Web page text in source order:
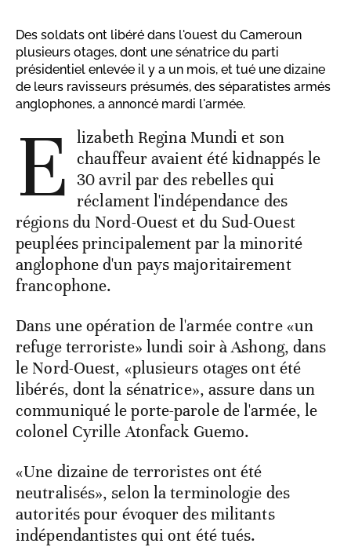
Des soldats ont libéré dans l'ouest du Cameroun
plusieurs otages, dont une sénatrice du parti
présidentiel enlevée il y a un mois, et tué une dizaine
de leurs ravisseurs présumés, des séparatistes armés
anglophones, a annoncé mardi l'armée.
E lizabeth Regina Mundi et son
chauffeur avaient été kidnappés le
30 avril par des rebelles qui
réclament l'indépendance des
régions du Nord-Ouest et du Sud-Ouest
peuplées principalement par la minorité
anglophone d'un pays majoritairement
francophone.
Dans une opération de l'armée contre «un
refuge terroriste» lundi soir à Ashong, dans
le Nord-Ouest, «plusieurs otages ont été
libérés, dont la sénatrice», assure dans un
communiqué le porte-parole de l'armée, le
colonel Cyrille Atonfack Guemo.
«Une dizaine de terroristes ont été
neutralisés», selon la terminologie des
autorités pour évoquer des militants
indépendantistes qui ont été tués.